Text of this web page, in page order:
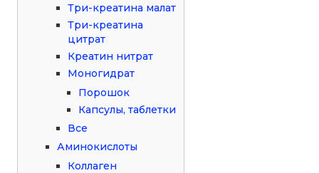
Три-креатина малат
Три-креатина
цитрат
Креатин нитрат
Моногидрат
Порошок
Капсулы, таблетки
Все
Аминокислоты
Коллаген